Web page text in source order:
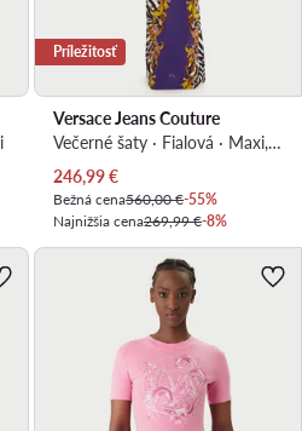
Príležitosť
Versace Jeans Couture
Večerné šaty · Fialová · Maxi, Asymetrická
Aktuálna cena
246,99€
Bežná cena560,00 €-55%
Najnižšia cena269,99 €-8%